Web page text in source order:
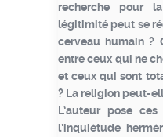
recherche pour
légitimité peut se
cerveau humain ?
entre ceux qui ne
et ceux qui sont
? La religion peut-
L’auteur pose
l’inquiétude